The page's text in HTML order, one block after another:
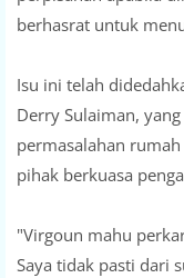
berhasrat untuk
Isu ini telah
Derry Sulaiman,
permasalahan
pihak berkuasa
"Virgoun mahu
Saya tidak pasti dari